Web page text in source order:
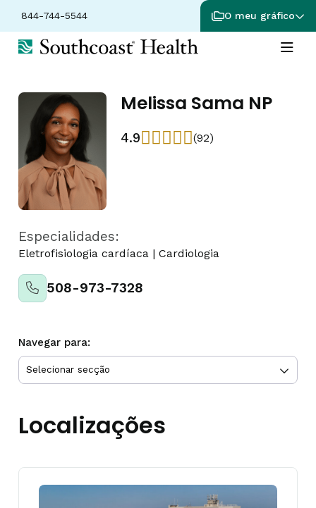
844-744-5544 O meu gráfico
Melissa Sama NP
4.9 (92)
Especialidades:
Eletrofisiologia cardíaca | Cardiologia
508-973-7328
Navegar para:
Localizações